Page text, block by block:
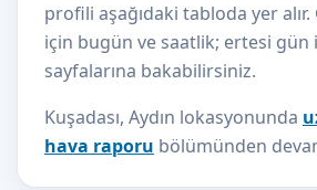
profili aşağıdaki tabloda yer alır.
için bugün ve saatlik; ertesi gün
sayfalarına bakabilirsiniz.
Kuşadası, Aydın lokasyonunda
hava raporu bölümünden